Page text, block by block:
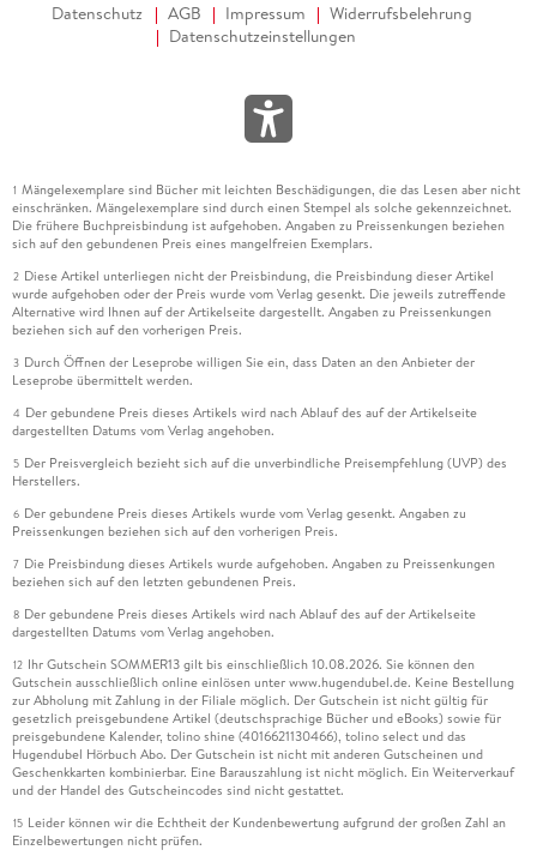
Datenschutz AGB Impressum
Widerrufsbelehrung
Datenschutzeinstellungen
1 Mängelexemplare sind Bücher mit leichten Beschädigungen, die das Lesen aber nicht
einschränken. Mängelexemplare sind durch einen Stempel als solche gekennzeichnet.
Die frühere Buchpreisbindung ist aufgehoben. Angaben zu Preissenkungen beziehen
sich auf den gebundenen Preis eines mangelfreien Exemplars.
2 Diese Artikel unterliegen nicht der Preisbindung, die Preisbindung dieser Artikel
wurde aufgehoben oder der Preis wurde vom Verlag gesenkt. Die jeweils zutreffende
Alternative wird Ihnen auf der Artikelseite dargestellt. Angaben zu Preissenkungen
beziehen sich auf den vorherigen Preis.
3 Durch Öffnen der Leseprobe willigen Sie ein, dass Daten an den Anbieter der
Leseprobe übermittelt werden.
4 Der gebundene Preis dieses Artikels wird nach Ablauf des auf der Artikelseite
dargestellten Datums vom Verlag angehoben.
5 Der Preisvergleich bezieht sich auf die unverbindliche Preisempfehlung (UVP) des
Herstellers.
6 Der gebundene Preis dieses Artikels wurde vom Verlag gesenkt. Angaben zu
Preissenkungen beziehen sich auf den vorherigen Preis.
7 Die Preisbindung dieses Artikels wurde aufgehoben. Angaben zu Preissenkungen
beziehen sich auf den letzten gebundenen Preis.
8 Der gebundene Preis dieses Artikels wird nach Ablauf des auf der Artikelseite
dargestellten Datums vom Verlag angehoben.
12 Ihr Gutschein SOMMER13 gilt bis einschließlich 10.08.2026. Sie können den
Gutschein ausschließlich online einlösen unter www.hugendubel.de. Keine Bestellung
zur Abholung mit Zahlung in der Filiale möglich. Der Gutschein ist nicht gültig für
gesetzlich preisgebundene Artikel (deutschsprachige Bücher und eBooks) sowie für
preisgebundene Kalender, tolino shine (4016621130466), tolino select und das
Hugendubel Hörbuch Abo. Der Gutschein ist nicht mit anderen Gutscheinen und
Geschenkkarten kombinierbar. Eine Barauszahlung ist nicht möglich. Ein Weiterverkauf
und der Handel des Gutscheincodes sind nicht gestattet.
15 Leider können wir die Echtheit der Kundenbewertung aufgrund der großen Zahl an
Einzelbewertungen nicht prüfen.